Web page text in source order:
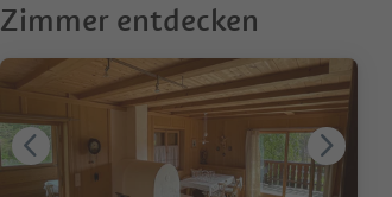
Zimmer entdecken